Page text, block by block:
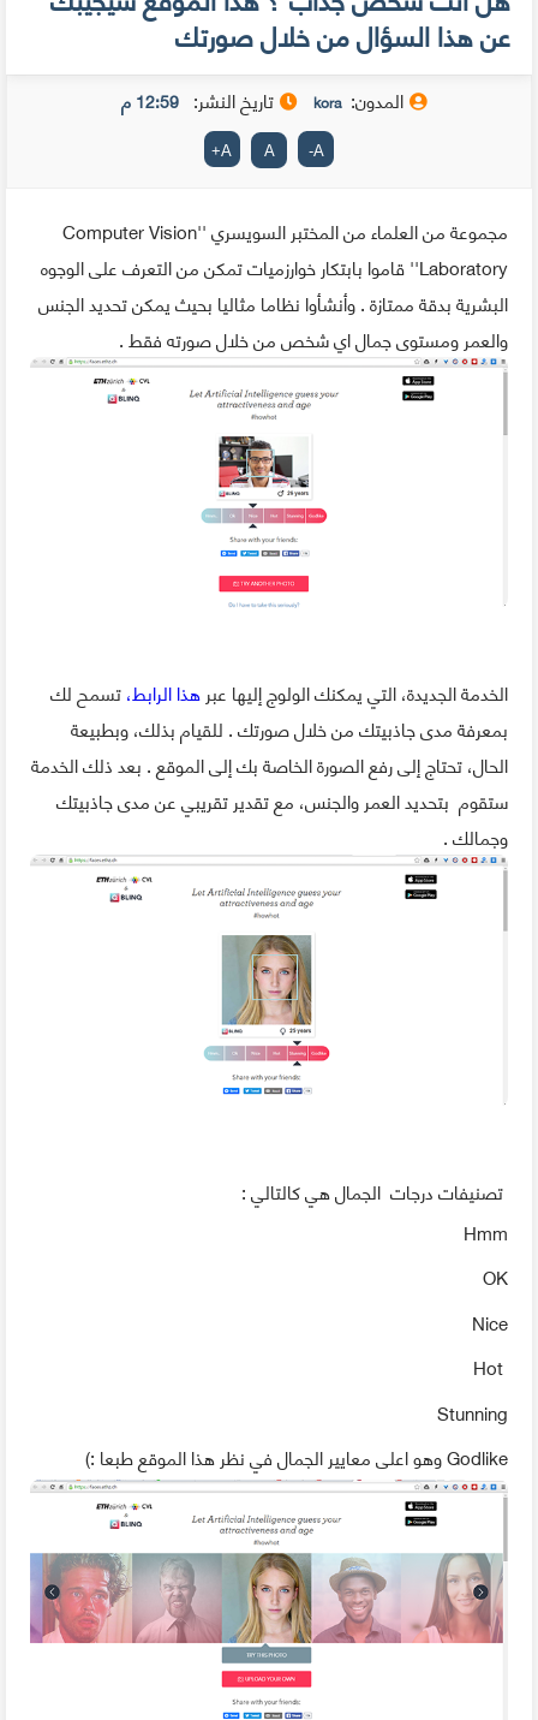
عن هذا السؤال من خلال صورتك
المدون: kora تاريخ النشر: 12:59 م
A
-
A
A
+
مجموعة من العلماء من المختبر السويسري ''Computer Vision
Laboratory'' قاموا بابتكار خوارزميات تمكن من التعرف على الوجوه
البشرية بدقة ممتازة . وأنشأوا نظاما مثاليا بحيث يمكن تحديد الجنس
والعمر ومستوى جمال اي شخص من خلال صورته فقط .
الخدمة الجديدة، التي يمكنك الولوج إليها عبرهذا الرابط،تسمح لك
بمعرفة مدى جاذبيتك من خلال صورتك . للقيام بذلك، وبطبيعة
الحال، تحتاج إلى رفع الصورة الخاصة بك إلى الموقع . بعد ذلك الخدمة
ستقوم بتحديد العمر والجنس، مع تقدير تقريبي عن مدى جاذبيتك
وجمالك .
تصنيفات درجات الجمال هي كالتالي :
Hmm
OK
Nice
Hot
Stunning
Godlike وهو اعلى معايير الجمال في نظر هذا الموقع طبعا :)